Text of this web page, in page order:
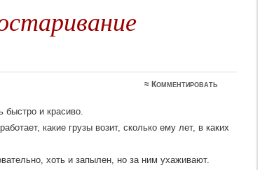
≈ Комментировать
быстро и красиво.
какие грузы возит, сколько ему лет, в каких
хоть и запылен, но за ним ухаживают.